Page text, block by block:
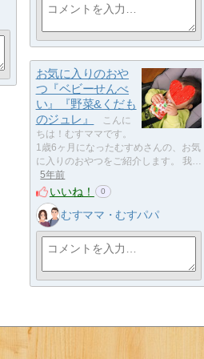
お気に入りのおや
つ『ベビーせんべ
い』『野菜&くだも
のジュレ』
こんに
ちは！むすママです。
1歳6ヶ月になったむすめさんの、お気
に入りのおやつをご紹介します。 我…
5年前
いいね！ 0
むすママ・むすパパ